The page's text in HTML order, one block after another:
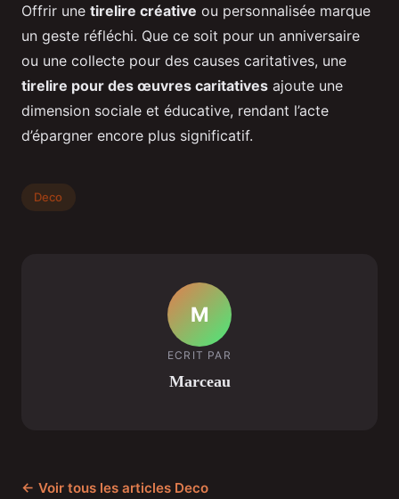
Offrir une tirelire créative ou personnalisée marque
un geste réfléchi. Que ce soit pour un anniversaire
ou une collecte pour des causes caritatives, une
tirelire pour des œuvres caritatives ajoute une
dimension sociale et éducative, rendant l’acte
d’épargner encore plus significatif.
Deco
M
ECRIT PAR
Marceau
← Voir tous les articles Deco